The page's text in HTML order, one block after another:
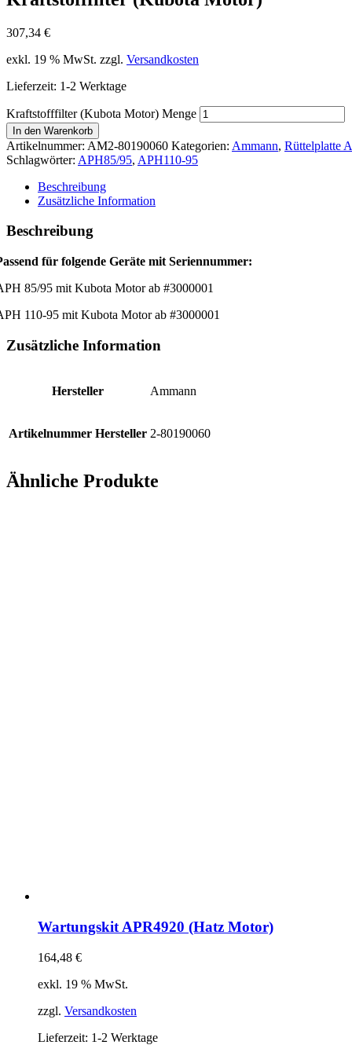
307,34 €
exkl. 19 % MwSt. zzgl. Versandkosten
Lieferzeit: 1-2 Werktage
Kraftstofffilter (Kubota Motor) Menge
In den Warenkorb
Artikelnummer: AM2-80190060 Kategorien: Ammann, Rüttelplatte
Schlagwörter: APH85/95, APH110-95
Beschreibung
Zusätzliche Information
Beschreibung
für folgende Geräte mit Seriennummer:
85/95 mit Kubota Motor ab #3000001
110-95 mit Kubota Motor ab #3000001
Zusätzliche Information
Hersteller Ammann
Artikelnummer Hersteller 2-80190060
Ähnliche Produkte
Wartungskit APR4920 (Hatz Motor)
164,48 €
exkl. 19 % MwSt.
zzgl. Versandkosten
Lieferzeit: 1-2 Werktage